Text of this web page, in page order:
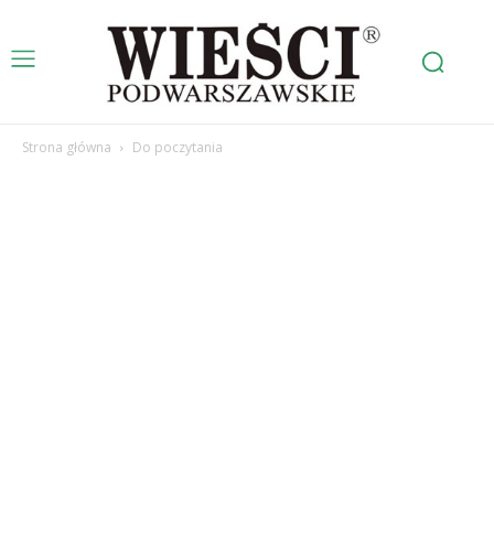
Strona główna Do poczytania